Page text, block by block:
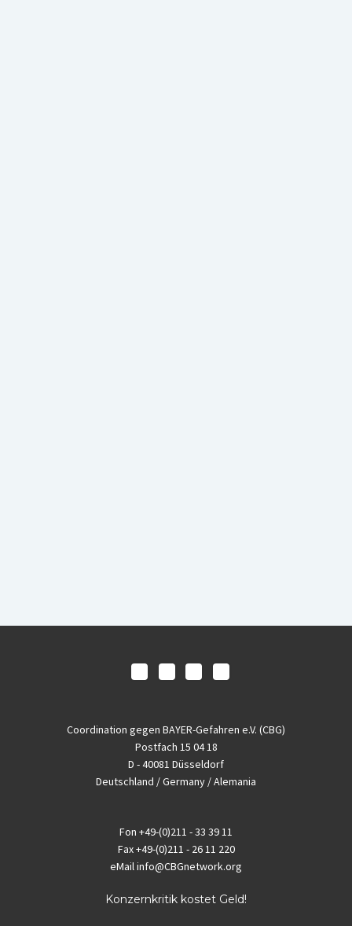
Coordination gegen BAYER-Gefahren e.V. (CBG)
Postfach 15 04 18
D - 40081 Düsseldorf
Deutschland / Germany / Alemania
Fon +49-(0)211 - 33 39 11
Fax+49-(0)211 - 26 11 220
eMailinfo@CBGnetwork.org
Konzernkritik kostet Geld!